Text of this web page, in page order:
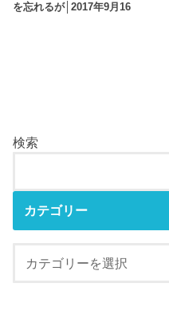
を忘れるが│2017年9月16
検索
カテゴリー